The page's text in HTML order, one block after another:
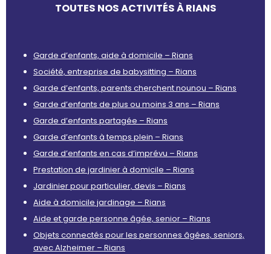
TOUTES NOS ACTIVITÉS À RIANS
Garde d’enfants, aide à domicile – Rians
Société, entreprise de babysitting – Rians
Garde d’enfants, parents cherchent nounou – Rians
Garde d’enfants de plus ou moins 3 ans – Rians
Garde d’enfants partagée – Rians
Garde d’enfants à temps plein – Rians
Garde d’enfants en cas d’imprévu – Rians
Prestation de jardinier à domicile – Rians
Jardinier pour particulier, devis – Rians
Aide à domicile jardinage – Rians
Aide et garde personne âgée, senior – Rians
Objets connectés pour les personnes âgées, seniors,
avec Alzheimer – Rians